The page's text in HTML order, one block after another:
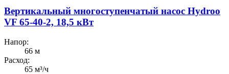
Вертикальный многоступенчатый насос Hydroo
VF 65-40-2, 18,5 кВт
Напор:
66 м
Расход:
65 м³/ч